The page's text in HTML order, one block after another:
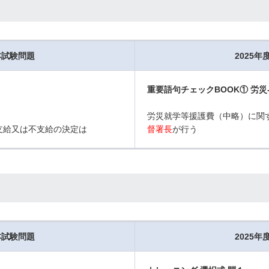
験問題 2025年
又は不支給の決定は
重要語句チェックBOOK① 労災
労災就学等援護費（中略）に関
督署長が行う
験問題 2025年